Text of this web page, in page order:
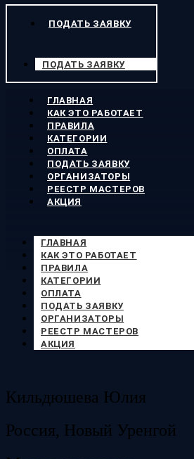
ПОДАТЬ ЗАЯВКУ
ПОДАТЬ ЗАЯВКУ
ГЛАВНАЯ
КАК ЭТО РАБОТАЕТ
ПРАВИЛА
КАТЕГОРИИ
ОПЛАТА
ПОДАТЬ ЗАЯВКУ
ОРГАНИЗАТОРЫ
РЕЕСТР МАСТЕРОВ
АКЦИЯ
ГЛАВНАЯ
КАК ЭТО РАБОТАЕТ
ПРАВИЛА
КАТЕГОРИИ
ОПЛАТА
ПОДАТЬ ЗАЯВКУ
ОРГАНИЗАТОРЫ
РЕЕСТР МАСТЕРОВ
АКЦИЯ
Кильдюшева Юлия
Россия, Новый Уренгой